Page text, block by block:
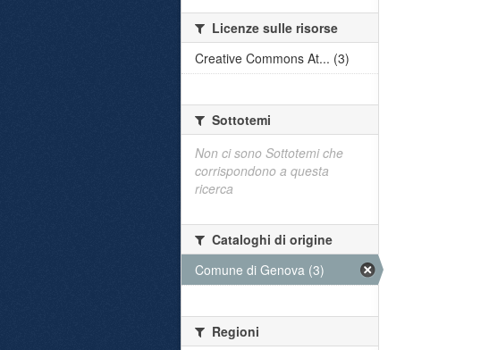
Licenze sulle risorse
Creative Commons At... (3)
Sottotemi
Non ci sono Sottotemi che
corrispondono a questa
ricerca
Cataloghi di origine
Comune di Genova (3)
Regioni